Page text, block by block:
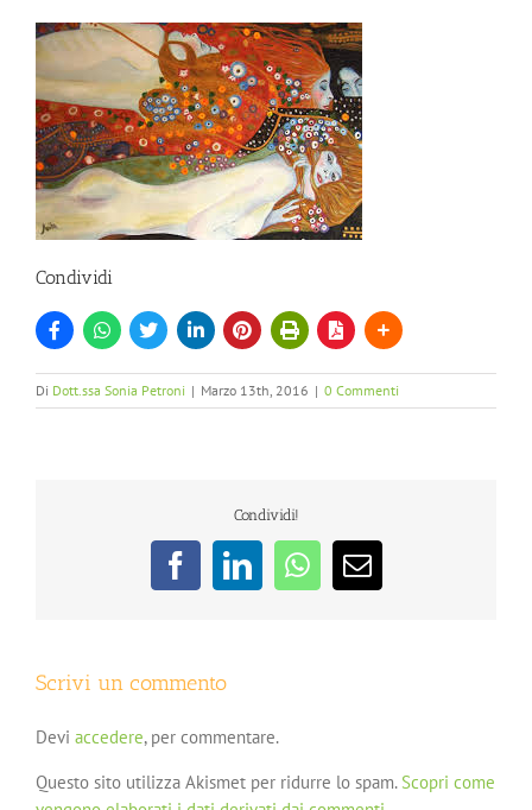
Condividi
Di Dott.ssa Sonia Petroni | Marzo 13th, 2016 | 0 Commenti
Condividi!
FacebookLinkedInWhatsApp
Email
Scrivi un commento
Devi accedere, per commentare.
Questo sito utilizza Akismet per ridurre lo spam. Scopri come